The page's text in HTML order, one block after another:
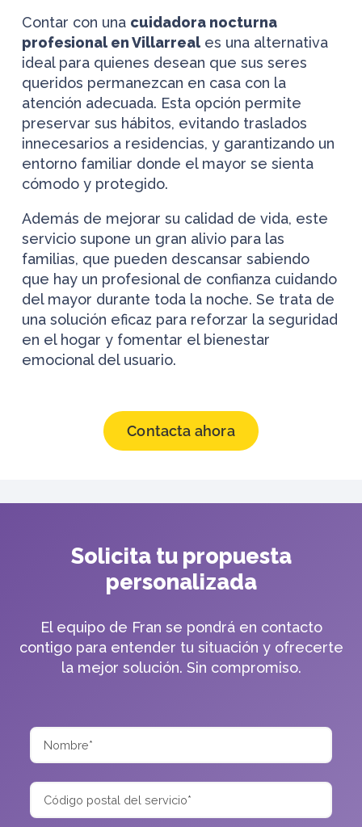
Contar con una cuidadora nocturna
profesional en Villarreal es una alternativa
ideal para quienes desean que sus seres
queridos permanezcan en casa con la
atención adecuada. Esta opción permite
preservar sus hábitos, evitando traslados
innecesarios a residencias, y garantizando un
entorno familiar donde el mayor se sienta
cómodo y protegido.
Además de mejorar su calidad de vida, este
servicio supone un gran alivio para las
familias, que pueden descansar sabiendo
que hay un profesional de confianza cuidando
del mayor durante toda la noche. Se trata de
una solución eficaz para reforzar la seguridad
en el hogar y fomentar el bienestar
emocional del usuario.
Contacta ahora
Solicita tu propuesta
personalizada
El equipo de Fran se pondrá en contacto
contigo para entender tu situación y ofrecerte
la mejor solución. Sin compromiso.